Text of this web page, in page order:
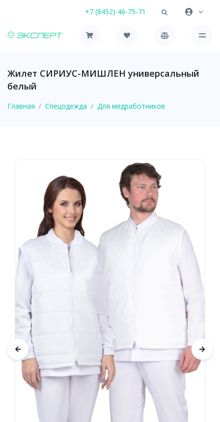
+7 (8452) 46-75-71
Жилет СИРИУС-МИШЛЕН универсальный
белый
Главная Спецодежда Для медработников